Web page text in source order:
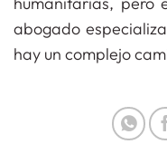
abogado
hay un complejo